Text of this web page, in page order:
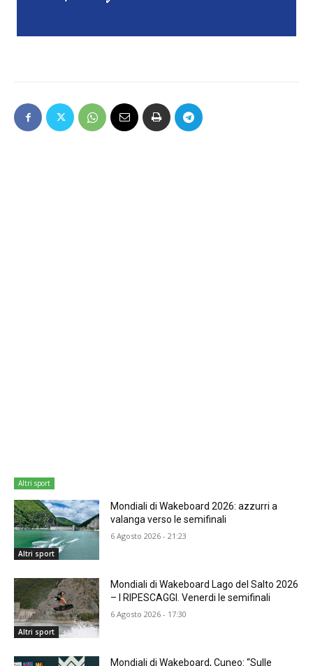
Altri sport
Altri sport
Mondiali di Wakeboard 2026: azzurri a
valanga verso le semifinali
6 Agosto 2026 - 21:23
Altri sport
Mondiali di Wakeboard Lago del Salto 2026
– I RIPESCAGGI. Venerdi le semifinali
6 Agosto 2026 - 17:30
Mondiali di Wakeboard, Cuneo: “Sulle